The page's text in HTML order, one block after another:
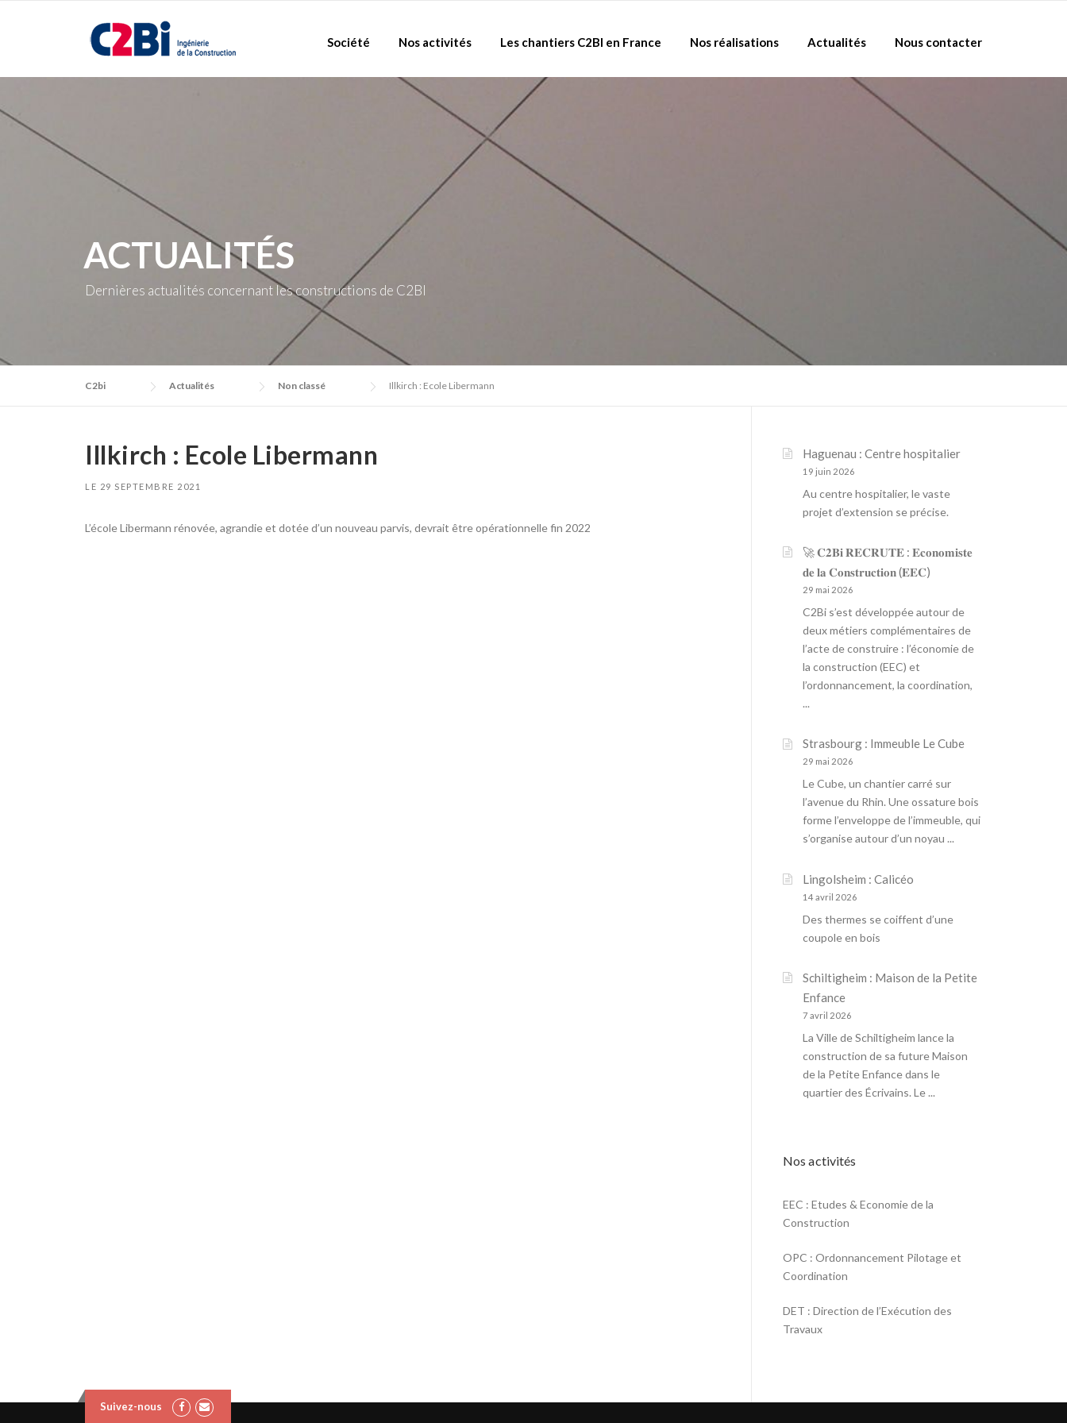
Société Nos activités Les chantiers C2BI en France Nos réalisations Actualités Nous contacter
ACTUALITÉS
Dernières actualités concernant les constructions de C2BI
C2bi Actualités Non classé Illkirch : Ecole Libermann
Illkirch : Ecole Libermann
LE 29 SEPTEMBRE 2021
L’école Libermann rénovée, agrandie et dotée d’un nouveau parvis, devrait être opérationnelle fin 2022
Haguenau : Centre hospitalier
19 juin 2026
Au centre hospitalier, le vaste
projet d’extension se précise.
🚀 𝐂𝟐𝐁𝐢 𝐑𝐄𝐂𝐑𝐔𝐓𝐄 : 𝐄𝐜𝐨𝐧𝐨𝐦𝐢𝐬𝐭𝐞
𝐝𝐞 𝐥𝐚 𝐂𝐨𝐧𝐬𝐭𝐫𝐮𝐜𝐭𝐢𝐨𝐧 (𝐄𝐄𝐂)
29 mai 2026
C2Bi s’est développée autour de
deux métiers complémentaires de
l’acte de construire : l’économie de
la construction (EEC) et
l’ordonnancement, la coordination,
...
Strasbourg : Immeuble Le Cube
29 mai 2026
Le Cube, un chantier carré sur
l’avenue du Rhin. Une ossature bois
forme l’enveloppe de l’immeuble, qui
s’organise autour d’un noyau ...
Lingolsheim : Calicéo
14 avril 2026
Des thermes se coiffent d’une
coupole en bois
Schiltigheim : Maison de la Petite
Enfance
7 avril 2026
La Ville de Schiltigheim lance la
construction de sa future Maison
de la Petite Enfance dans le
quartier des Écrivains. Le ...
Nos activités
EEC : Etudes & Economie de la
Construction
OPC : Ordonnancement Pilotage et
Coordination
DET : Direction de l’Exécution des
Travaux
Suivez-nous